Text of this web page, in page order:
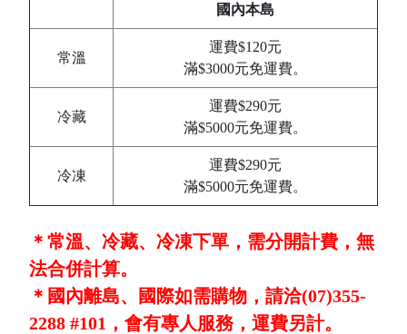
國內本島
常溫
運費$120元
滿$3000元免運費。
冷藏
運費$290元
滿$5000元免運費。
冷凍
運費$290元
滿$5000元免運費。
＊常溫、冷藏、冷凍下單，需分開計費，無
法合併計算。
＊國內離島、國際如需購物，請洽(07)355-
2288 #101，會有專人服務，運費另計。